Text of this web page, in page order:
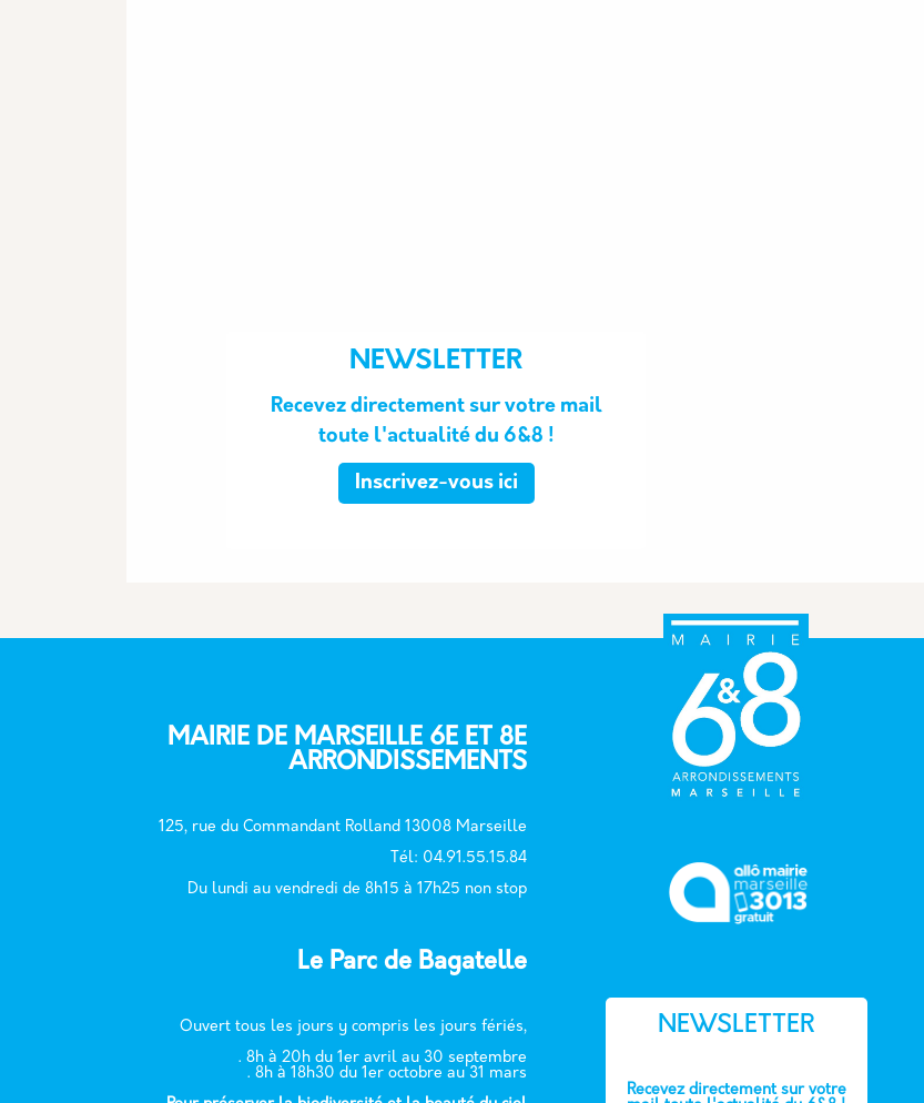
NEWSLETTER
Recevez directement sur votre mail
toute l'actualité du 6&8 !
Inscrivez-vous ici
MAIRIE DE MARSEILLE 6E ET 8E
ARRONDISSEMENTS
125, rue du Commandant Rolland 13008 Marseille
Tél: 04.91.55.15.84
Du lundi au vendredi de 8h15 à 17h25 non stop
Le Parc de Bagatelle
Ouvert tous les jours y compris les jours fériés,
. 8h à 20h du 1er avril au 30 septembre
. 8h à 18h30 du 1er octobre au 31 mars
NEWSLETTER
Recevez directement sur votre